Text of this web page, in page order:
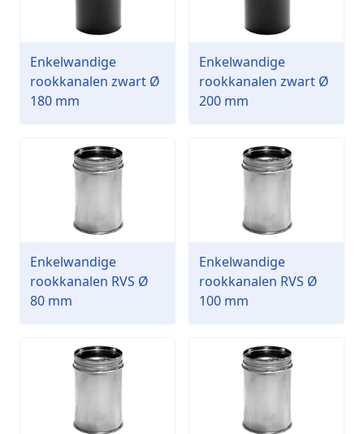
Enkelwandige
rookkanalen zwart Ø
180 mm
Enkelwandige
rookkanalen zwart Ø
200 mm
Enkelwandige
rookkanalen RVS Ø
80 mm
Enkelwandige
rookkanalen RVS Ø
100 mm